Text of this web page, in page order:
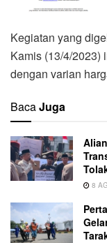
Kegiatan yang
Kamis (13/4/2023)
dengan varian
BacaJuga
8